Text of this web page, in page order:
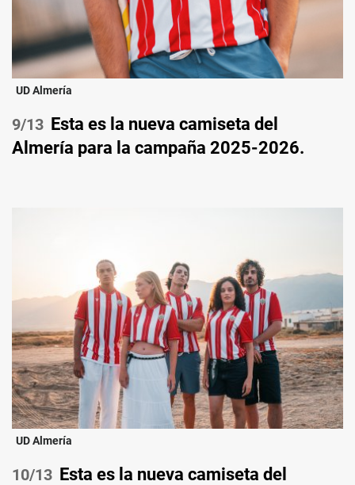
UD Almería
/13 Esta es la nueva camiseta del
Almería para la campaña 2025-2026.
UD Almería
/13 Esta es la nueva camiseta del